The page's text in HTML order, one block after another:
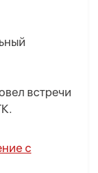
встречи
с